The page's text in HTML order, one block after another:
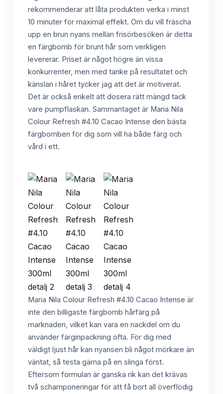
rekommenderar att låta produkten verka i minst
10 minuter för maximal effekt. Om du vill fräscha
upp en brun nyans mellan frisörbesöken är detta
en färgbomb för brunt hår som verkligen
levererar. Priset är något högre än vissa
konkurrenter, men med tanke på resultatet och
känslan i håret tycker jag att det är motiverat.
Det är också enkelt att dosera rätt mängd tack
vare pumpflaskan. Sammantaget är Maria Nila
Colour Refresh #4.10 Cacao Intense den bästa
färgbomben för dig som vill ha både färg och
vård i ett.
Maria Nila Colour Refresh #4.10 Cacao Intense är
inte den billigaste färgbomb hårfärg på
marknaden, vilket kan vara en nackdel om du
använder färginpackning ofta. För dig med
väldigt ljust hår kan nyansen bli något mörkare än
väntat, så testa gärna på en slinga först.
Eftersom formulan är ganska rik kan det krävas
två schamponeringar för att få bort all överflödig